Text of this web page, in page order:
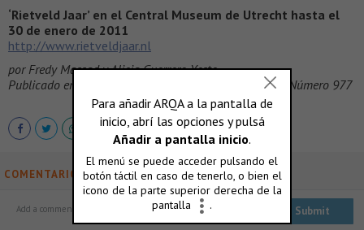
‘Rietveld Jaar’ en el Central Museum de Utrecht hasta el
30 de enero de 2011
http://www.rietveldjaar.nl
por Fredy Massad y Alicia Guerrero Yeste
Publicado en el suplemento cultural de ABC, Madrid – Número 977
COMENTARIOS